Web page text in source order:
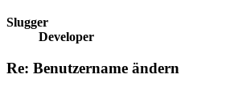
Slugger
Developer
Re: Benutzername ändern